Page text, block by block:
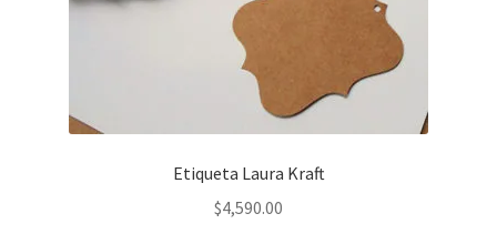
Etiqueta Laura Kraft
$4,590.00